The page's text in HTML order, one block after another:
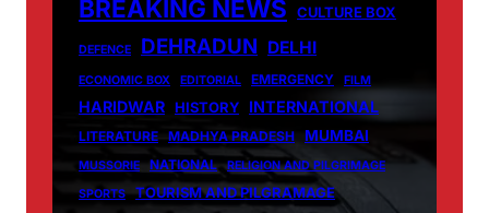
BREAKING NEWS CULTURE BOX
DEFENCE DEHRADUN DELHI
ECONOMIC BOX EDITORIAL EMERGENCY FILM
HARIDWAR HISTORY INTERNATIONAL
LITERATURE MADHYA PRADESH MUMBAI
MUSSORIE NATIONAL
RELIGION AND PILGRIMAGE
SPORTS
TOURISM AND PILGRAMAGE